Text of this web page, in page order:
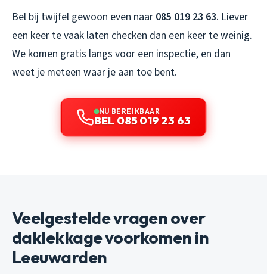
Bel bij twijfel gewoon even naar 085 019 23 63. Liever
een keer te vaak laten checken dan een keer te weinig.
We komen gratis langs voor een inspectie, en dan
weet je meteen waar je aan toe bent.
NU BEREIKBAAR
BEL 085 019 23 63
Veelgestelde vragen over
daklekkage voorkomen in
Leeuwarden